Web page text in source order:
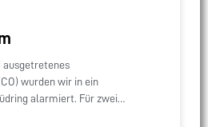
ausgetretenes
wurden wir in ein
alarmiert. Für zwei